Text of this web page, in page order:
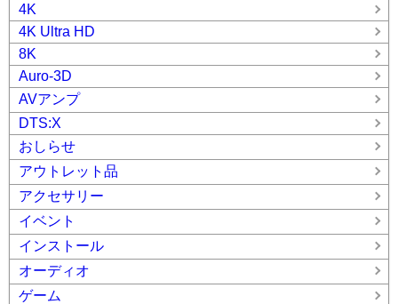
4K
4K Ultra HD
8K
Auro-3D
AVアンプ
DTS:X
おしらせ
アウトレット品
アクセサリー
イベント
インストール
オーディオ
ゲーム